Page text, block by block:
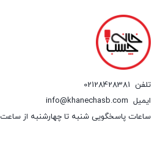
تلفن 02128428381
ایمیل info@khanechasb.com
ساعات پاسخگویی شنبه تا چهارشنبه از ساعت 9 الی 19 و پنج شنبه از 9 الی 14